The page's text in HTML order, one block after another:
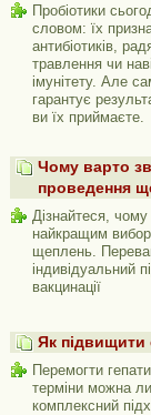
Пробіотики
словом: їх
антибіотиків,
травлення чи
імунітету. Але
гарантує
ви їх приймаєте.
Чому варто
проведення
Дізнайтеся, чому
найкращим
щеплень.
індивідуальний
вакцинації
Як підвищити
Перемогти
терміни можна
комплексний